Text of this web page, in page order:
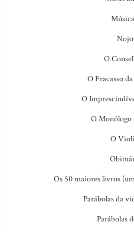
Música
Nojo
O
O Fracasso
O
O Monólogo
O
Os 50 maiores livros
Parábolas da
Parábolas